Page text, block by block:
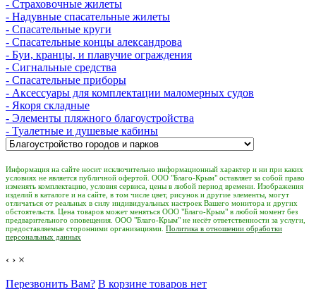
- Страховочные жилеты
- Надувные спасательные жилеты
- Спасательные круги
- Спасательные концы александрова
- Буи, кранцы, и плавучие ограждения
- Сигнальные средства
- Спасательные приборы
- Аксессуары для комплектации маломерных судов
- Якоря складные
- Элементы пляжного благоустройства
- Туалетные и душевые кабины
Информация на сайте носит исключительно информационный характер и ни при каких
условиях не является публичной офертой. ООО "Благо-Крым" оставляет за собой право
изменять комплектацию, условия сервиса, цены в любой период времени. Изображения
изделий в каталоге и на сайте, в том числе цвет, рисунок и другие элементы, могут
отличаться от реальных в силу индивидуальных настроек Вашего монитора и других
обстоятельств. Цена товаров может меняться ООО "Благо-Крым" в любой момент без
предварительного оповещения. ООО "Благо-Крым" не несёт ответственности за услуги,
предоставляемые сторонними организациями. Политика в отношении обработки
персональных данных
‹ › ×
Перезвонить Вам? В корзине товаров нет